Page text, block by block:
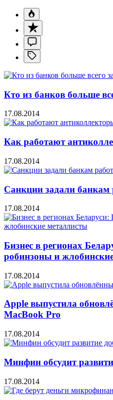
Кто из банков больше
17.08.2014
Как работают
17.08.2014
Санкции задали банкам
17.08.2014
Бизнес в регионах
робинзоны и
17.08.2014
Apple выпустила
MacBook Pro
17.08.2014
Минфин обсудит
17.08.2014